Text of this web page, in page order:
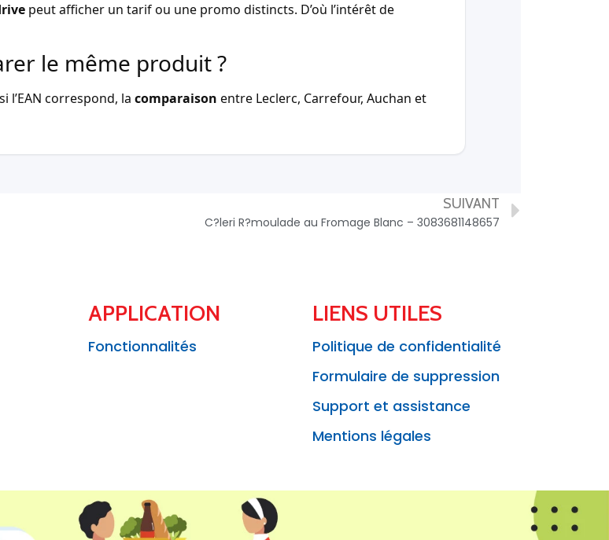
peut afficher un tarif ou une promo distincts. D’où l’intérêt de
le même produit ?
l’EAN correspond, la comparaison entre Leclerc, Carrefour, Auchan et
SUIVANT
C?leri R?moulade au Fromage Blanc – 3083681148657
APPLICATION
Fonctionnalités
LIENS UTILES
Politique de confidentialité
Formulaire de suppression
Support et assistance
Mentions légales